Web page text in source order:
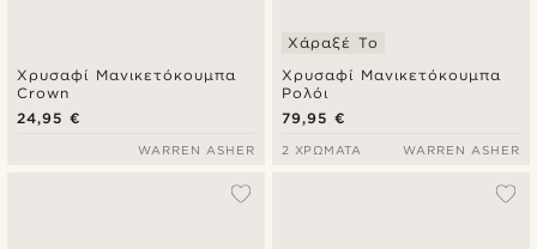
Χρυσαφί Μανικετόκουμπα
Crown
24,95 €
WARREN ASHER
Χρυσαφί Μανικετόκουμπα
Ρολόι
Χάραξέ Το
79,95 €
2 ΧΡΏΜΑΤΑ WARREN ASHER